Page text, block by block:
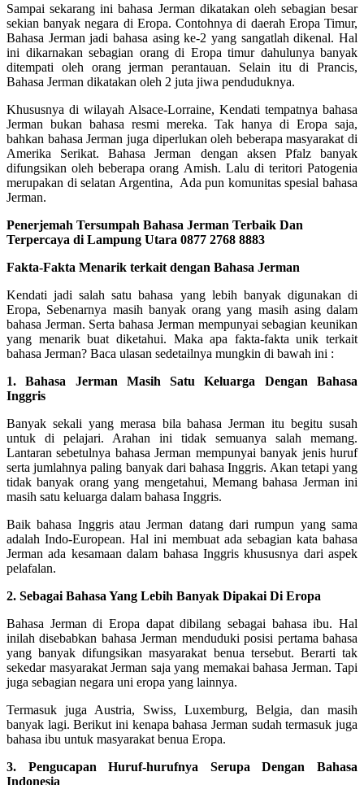
Sampai sekarang ini bahasa Jerman dikatakan oleh sebagian besar
sekian banyak negara di Eropa. Contohnya di daerah Eropa Timur,
Bahasa Jerman jadi bahasa asing ke-2 yang sangatlah dikenal. Hal
ini dikarnakan sebagian orang di Eropa timur dahulunya banyak
ditempati oleh orang jerman perantauan. Selain itu di Prancis,
Bahasa Jerman dikatakan oleh 2 juta jiwa penduduknya.
Khususnya di wilayah Alsace-Lorraine, Kendati tempatnya bahasa
Jerman bukan bahasa resmi mereka. Tak hanya di Eropa saja,
bahkan bahasa Jerman juga diperlukan oleh beberapa masyarakat di
Amerika Serikat. Bahasa Jerman dengan aksen Pfalz banyak
difungsikan oleh beberapa orang Amish. Lalu di teritori Patogenia
merupakan di selatan Argentina, Ada pun komunitas spesial bahasa
Jerman.
Penerjemah Tersumpah Bahasa Jerman Terbaik Dan
Terpercaya di Lampung Utara 0877 2768 8883
Fakta-Fakta Menarik terkait dengan Bahasa Jerman
Kendati jadi salah satu bahasa yang lebih banyak digunakan di
Eropa, Sebenarnya masih banyak orang yang masih asing dalam
bahasa Jerman. Serta bahasa Jerman mempunyai sebagian keunikan
yang menarik buat diketahui. Maka apa fakta-fakta unik terkait
bahasa Jerman? Baca ulasan sedetailnya mungkin di bawah ini :
1. Bahasa Jerman Masih Satu Keluarga Dengan Bahasa
Inggris
Banyak sekali yang merasa bila bahasa Jerman itu begitu susah
untuk di pelajari. Arahan ini tidak semuanya salah memang.
Lantaran sebetulnya bahasa Jerman mempunyai banyak jenis huruf
serta jumlahnya paling banyak dari bahasa Inggris. Akan tetapi yang
tidak banyak orang yang mengetahui, Memang bahasa Jerman ini
masih satu keluarga dalam bahasa Inggris.
Baik bahasa Inggris atau Jerman datang dari rumpun yang sama
adalah Indo-European. Hal ini membuat ada sebagian kata bahasa
Jerman ada kesamaan dalam bahasa Inggris khususnya dari aspek
pelafalan.
2. Sebagai Bahasa Yang Lebih Banyak Dipakai Di Eropa
Bahasa Jerman di Eropa dapat dibilang sebagai bahasa ibu. Hal
inilah disebabkan bahasa Jerman menduduki posisi pertama bahasa
yang banyak difungsikan masyarakat benua tersebut. Berarti tak
sekedar masyarakat Jerman saja yang memakai bahasa Jerman. Tapi
juga sebagian negara uni eropa yang lainnya.
Termasuk juga Austria, Swiss, Luxemburg, Belgia, dan masih
banyak lagi. Berikut ini kenapa bahasa Jerman sudah termasuk juga
bahasa ibu untuk masyarakat benua Eropa.
3. Pengucapan Huruf-hurufnya Serupa Dengan Bahasa
Indonesia